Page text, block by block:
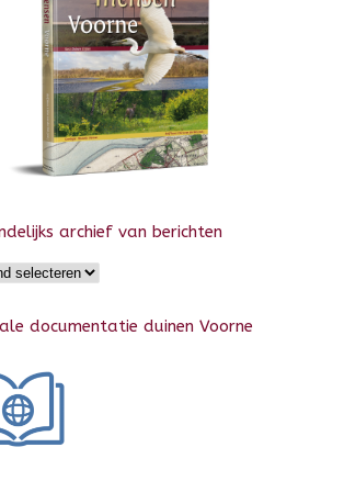
archief van berichten
documentatie duinen Voorne